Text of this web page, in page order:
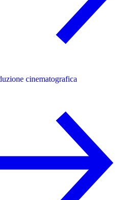
cinematografica